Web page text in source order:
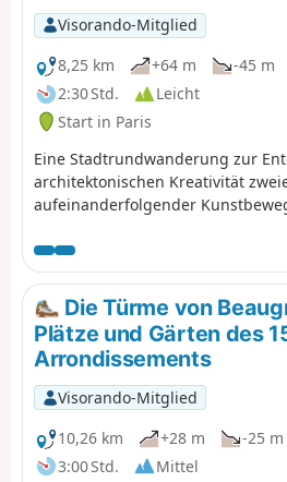
Visorando-Mitglied
8,25 km
+64 m
-45 m
2:30 Std.
Leicht
Start in Paris
Eine Stadtrundwanderung zur
architektonischen Kreativität
aufeinanderfolgender
Jahrhunderts und des Art Déco in
Zwischenkriegszeit.
Die Türme von
Plätze und Gärten des
Arrondissements
Visorando-Mitglied
10,26 km
+28 m
-25 m
3:00 Std.
Mittel